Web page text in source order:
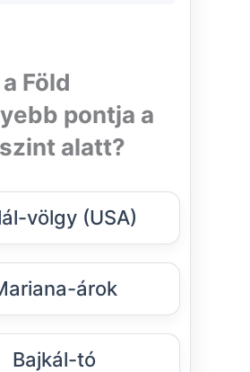
Föld
pontja a
alatt?
völgy (USA)
árok
Bajkál-tó